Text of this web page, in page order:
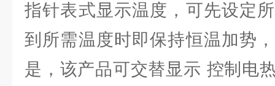
指针表式显示温度，可先设定
到所需温度时即保持恒温加势
是，该产品可交替显示 控制电